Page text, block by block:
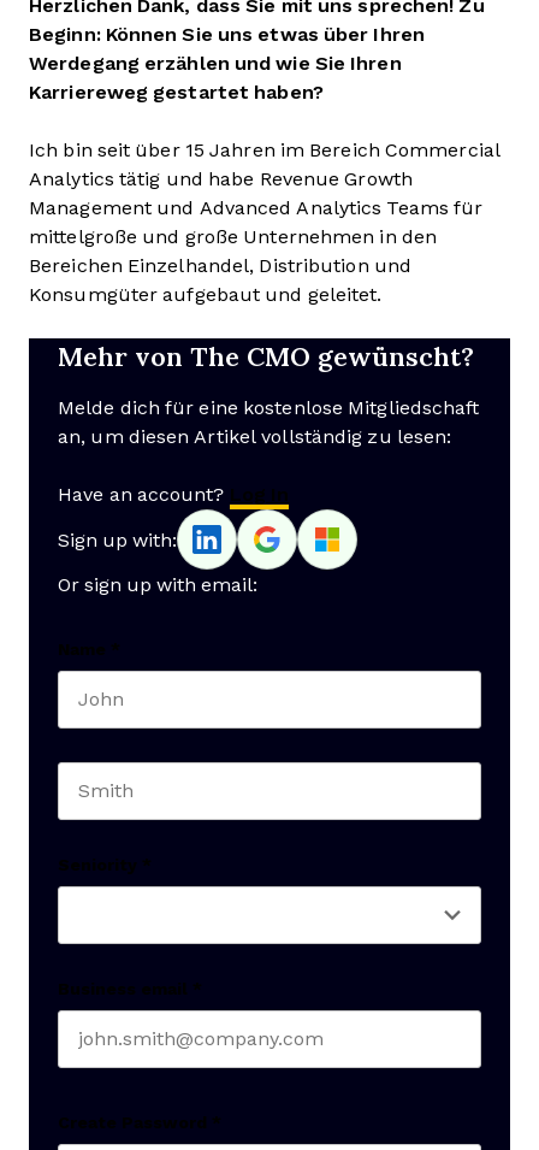
Herzlichen Dank, dass Sie mit uns sprechen! Zu
Beginn: Können Sie uns etwas über Ihren
Werdegang erzählen und wie Sie Ihren
Karriereweg gestartet haben?
Ich bin seit über 15 Jahren im Bereich Commercial
Analytics tätig und habe Revenue Growth
Management und Advanced Analytics Teams für
mittelgroße und große Unternehmen in den
Bereichen Einzelhandel, Distribution und
Konsumgüter aufgebaut und geleitet.
Mehr von The CMO gewünscht?
Melde dich für eine kostenlose Mitgliedschaft
an, um diesen Artikel vollständig zu lesen:
Have an account? Log In
Sign up with:
Or sign up with email:
Name *
Seniority *
Business email *
Create Password *